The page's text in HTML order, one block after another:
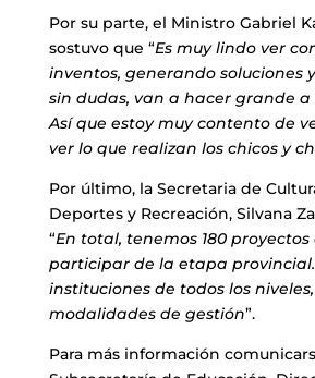
Por su parte, el Ministro Gabriel
sostuvo que “Es muy lindo ver
inventos, generando soluciones
sin dudas, van a hacer grande
Así que estoy muy contento de
ver lo que realizan los chicos y
Por último, la Secretaria de
Deportes y Recreación, Silvana
“En total, tenemos 180
participar de la etapa
instituciones de todos los
modalidades de gestión”.
Para más información